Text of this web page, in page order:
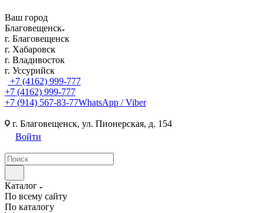
Ваш город
Благовещенск
г. Благовещенск
г. Хабаровск
г. Владивосток
г. Уссурийск
+7 (4162) 999-777
+7 (4162) 999-777
+7 (914) 567-83-77WhatsApp / Viber
г. Благовещенск, ул. Пионерская, д. 154
Войти
Каталог
По всему сайту
По каталогу